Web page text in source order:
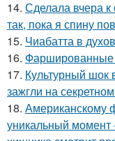
14. Сделала вчера к
так, пока я спину
15. Чиабатта в
16. Фаршированные
17. Культурный шок
зажгли на
18. Американскому
уникальный момент